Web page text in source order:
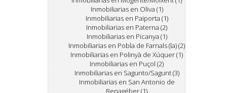
Inmobiliarias en Oliva (1)
Inmobiliarias en Paiporta (1)
Inmobiliarias en Paterna (2)
Inmobiliarias en Picanya (1)
Inmobiliarias en Pobla de Farnals (la) (2)
Inmobiliarias en Polinyà de Xúquer (1)
Inmobiliarias en Puçol (2)
Inmobiliarias en Sagunto/Sagunt (3)
Inmobiliarias en San Antonio de
Benagéber (1)